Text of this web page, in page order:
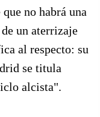
no habrá una
un aterrizaje
al respecto: su
se titula
alcista".